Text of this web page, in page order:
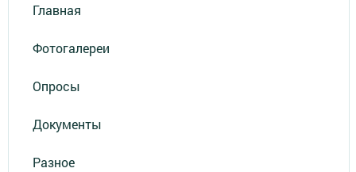
Главная
Фотогалереи
Опросы
Документы
Разное